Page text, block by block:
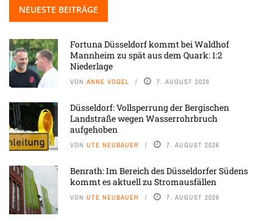
NEUESTE BEITRÄGE
Fortuna Düsseldorf kommt bei Waldhof
Mannheim zu spät aus dem Quark: 1:2
Niederlage
VON ANNE VOGEL 7. AUGUST 2026
Düsseldorf: Vollsperrung der Bergischen
Landstraße wegen Wasserrohrbruch
aufgehoben
VON UTE NEUBAUER 7. AUGUST 2026
Benrath: Im Bereich des Düsseldorfer Südens
kommt es aktuell zu Stromausfällen
VON UTE NEUBAUER 7. AUGUST 2026